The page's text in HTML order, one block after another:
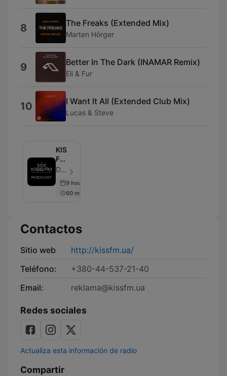
8 The Freaks (Extended Mix)
Marten Hörger
9 Better In The Dark (INAMAR Remix)
Eli & Fur
10 I Want It All (Extended Club Mix)
Lucas & Steve
KISS
FM
Ukraine
DJs, kissfm.ua - Episodio 55
9 hours ago
60 min
Contactos
Sitio web
http://kissfm.ua/
Teléfono:
+380-44-537-21-40
Email:
reklama@kissfm.ua
Redes sociales
Actualiza esta información de radio
Compartir